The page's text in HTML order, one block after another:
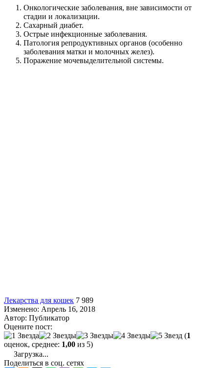
Онкологические заболевания, вне зависимости от
стадии и локализации.
Сахарный диабет.
Острые инфекционные заболевания.
Патология репродуктивных органов (особенно
заболевания матки и молочных желез).
Поражение мочевыделительной системы.
Лекарства для кошек 7 989
Изменено: Апрель 16, 2018
Автор: Публикатор
Оцените пост:
(1
оценок, среднее: 1,00 из 5)
Загрузка...
Поделиться в соц. сетях